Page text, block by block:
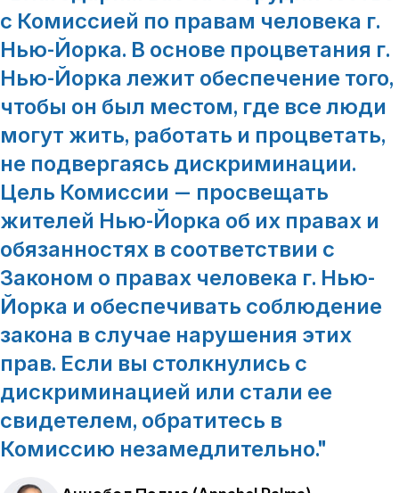
с Комиссией по правам человека г.
Нью-Йорка. В основе процветания г.
Нью-Йорка лежит обеспечение того,
чтобы он был местом, где все люди
могут жить, работать и процветать,
не подвергаясь дискриминации.
Цель Комиссии — просвещать
жителей Нью-Йорка об их правах и
обязанностях в соответствии с
Законом о правах человека г. Нью-
Йорка и обеспечивать соблюдение
закона в случае нарушения этих
прав. Если вы столкнулись с
дискриминацией или стали ее
свидетелем, обратитесь в
Комиссию незамедлительно."